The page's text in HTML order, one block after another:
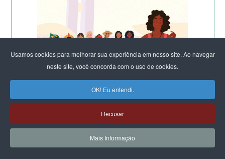
Usamos cookies para melhorar sua experiência em nosso site. Ao navegar
neste site, você concorda com o uso de cookies.
OK! Eu entendi.
Recusar
Mais Informação